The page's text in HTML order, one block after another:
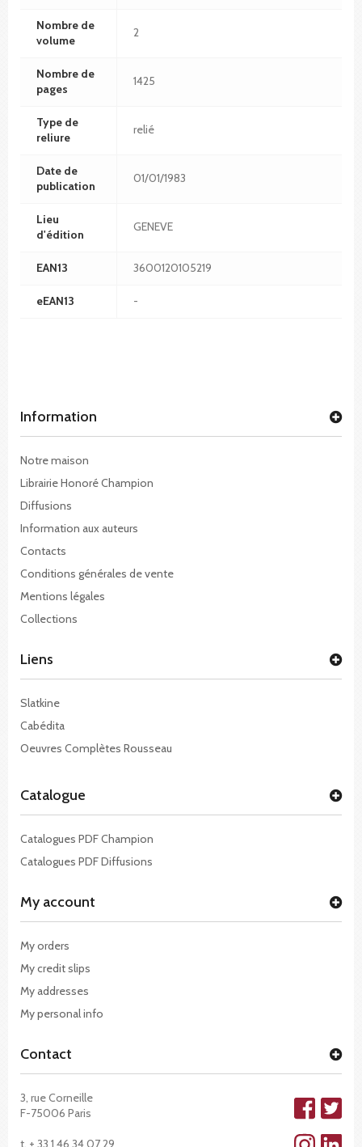
Nombre de
volume
2
Nombre de
pages
1425
Type de
reliure
relié
Date de
publication
01/01/1983
Lieu
d'édition
GENEVE
EAN13 3600120105219
eEAN13 -
Information
Notre maison
Librairie Honoré Champion
Diffusions
Information aux auteurs
Contacts
Conditions générales de vente
Mentions légales
Collections
Liens
Slatkine
Cabédita
Oeuvres Complètes Rousseau
Catalogue
Catalogues PDF Champion
Catalogues PDF Diffusions
My account
My orders
My credit slips
My addresses
My personal info
Contact
3, rue Corneille
F-75006 Paris
t. + 33 1 46 34 07 29